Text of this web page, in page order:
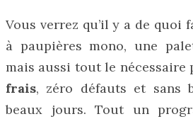
Vous verrez qu’il y a de quoi
à paupières mono, une
mais aussi tout le
frais, zéro défauts et sans
beaux jours. Tout un